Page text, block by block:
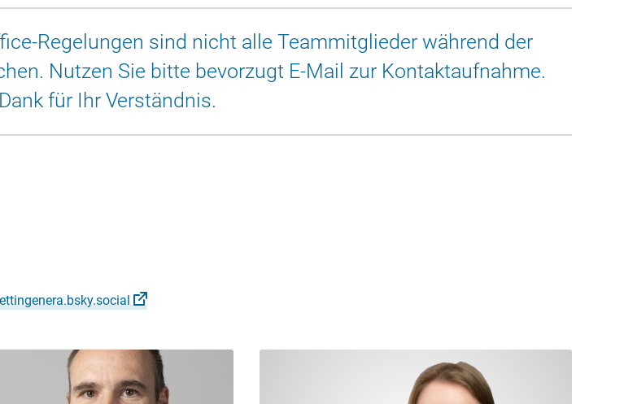
Regelungen sind nicht alle Teammitglieder während der
Nutzen Sie bitte bevorzugt E-Mail zur Kontaktaufnahme.
für Ihr Verständnis.